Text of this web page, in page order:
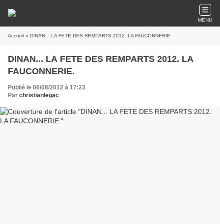
MENU
Accueil » DINAN... LA FETE DES REMPARTS 2012. LA FAUCONNERIE.
DINAN... LA FETE DES REMPARTS 2012. LA
FAUCONNERIE.
Publié le 06/08/2012 à 17:23
Par christianlegac